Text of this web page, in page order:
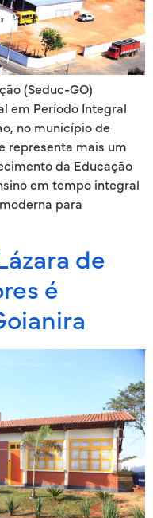
(Seduc-GO)
em Período Integral
no município de
representa mais um
da Educação
em tempo integral
para
de
é